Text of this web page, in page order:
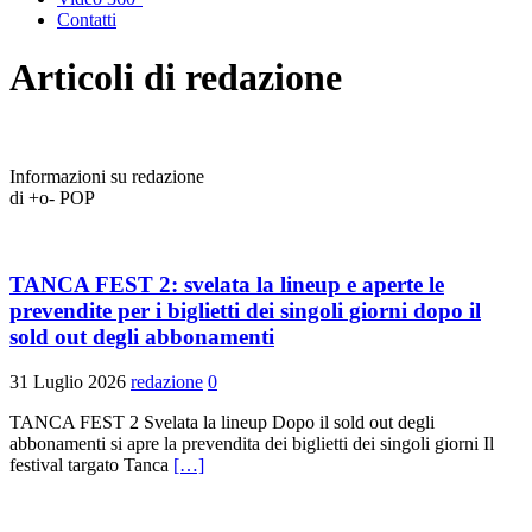
Contatti
Articoli di redazione
Informazioni su redazione
di +o- POP
TANCA FEST 2: svelata la lineup e aperte le
prevendite per i biglietti dei singoli giorni dopo il
sold out degli abbonamenti
31 Luglio 2026 redazione 0
TANCA FEST 2 Svelata la lineup Dopo il sold out degli
abbonamenti si apre la prevendita dei biglietti dei singoli giorni Il
festival targato Tanca […]